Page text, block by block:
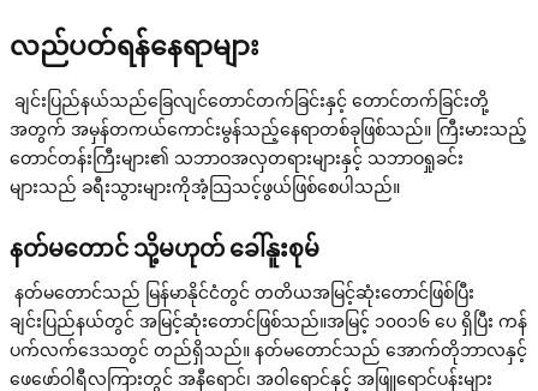
လည်ပတ်ရန်နေရာများ
ချင်းပြည်နယ်သည်ခြေလျင်တောင်တက်ခြင်းနှင့် တောင်တက်ခြင်းတို့
အတွက် အမှန်တကယ်ကောင်းမွန်သည့်နေရာတစ်ခုဖြစ်သည်။ ကြီးမားသည့်
တောင်တန်းကြီးများ၏ သဘာဝအလှတရားများနှင့် သဘာဝရှုခင်း
များသည် ခရီးသွားများကိုအံ့သြသင့်ဖွယ်ဖြစ်စေပါသည်။
နတ်မတောင် သို့မဟုတ် ခေါ်နူးစုမ်
နတ်မတောင်သည် မြန်မာနိုင်ငံတွင် တတိယအမြင့်ဆုံးတောင်ဖြစ်ပြီး
ချင်းပြည်နယ်တွင် အမြင့်ဆုံးတောင်ဖြစ်သည်။အမြင့် ၁၀၀၁၆ ပေ ရှိပြီး ကန်
ပက်လက်ဒေသတွင် တည်ရှိသည်။ နတ်မတောင်သည် အောက်တိုဘာလနှင့်
ဖေဖော်ဝါရီလကြားတွင် အနီရောင်၊ အဝါရောင်နှင့် အဖြူရောင်ပန်းများ